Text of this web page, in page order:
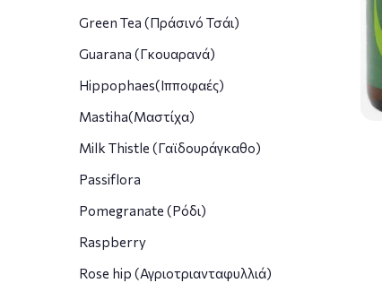
Green Tea (Πράσινό Τσάι)
Guarana (Γκουαρανά)
Hippophaes(Ιπποφαές)
Mastiha(Μαστίχα)
Milk Thistle (Γαϊδουράγκαθο)
Passiflora
Pomegranate (Ρόδι)
Raspberry
Rose hip (Αγριοτριανταφυλλιά)